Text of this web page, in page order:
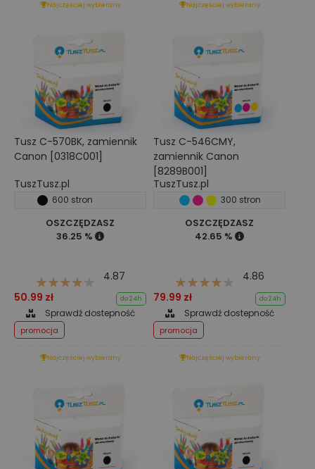
Najczęściej wybierany
Tusz C-570BK, zamiennik
Canon [0318C001]
TuszTusz.pl
600 stron
OSZCZĘDZASZ
36.25 %
4.87
50.99 zł
do 24h
Sprawdź dostepność
promocja
Najczęściej wybierany
Tusz C-546CMY,
zamiennik Canon
[8289B001]
TuszTusz.pl
300 stron
OSZCZĘDZASZ
42.65 %
4.86
79.99 zł
do 24h
Sprawdź dostepność
promocja
Najczęściej wybierany Najczęściej wybierany